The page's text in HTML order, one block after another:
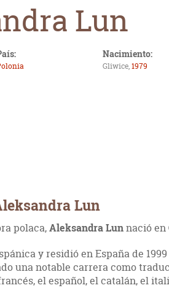
Lun
Nacimiento:
Gliwice,1979
Lun
polaca,Aleksandra Lunnació en
y residió en España de 1999
una notable carrera como
el español, el catalán, el